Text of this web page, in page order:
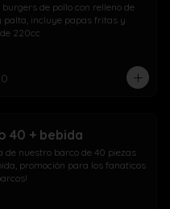
burgers de pollo con relleno de
palta, incluye papas fritas y
220cc
40 + bebida
de nuestro barco de 40 piezas
promoción para los fanaticos